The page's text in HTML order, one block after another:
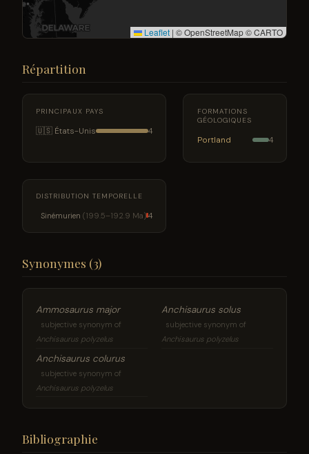
Leaflet | © OpenStreetMap © CARTO
Répartition
PRINCIPAUX PAYS
🇺🇸 États-Unis 4
FORMATIONS
GÉOLOGIQUES
Portland 4
DISTRIBUTION TEMPORELLE
Sinémurien (199.5–192.9 Ma) 4
Synonymes (3)
Ammosaurus major
subjective synonym of
Anchisaurus polyzelus
Anchisaurus colurus
subjective synonym of
Anchisaurus polyzelus
Anchisaurus solus
subjective synonym of
Anchisaurus polyzelus
Bibliographie